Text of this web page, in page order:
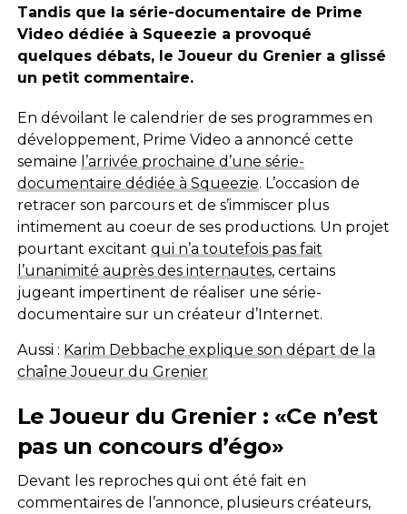
Tandis que la série-documentaire de Prime
Video dédiée à Squeezie a provoqué
quelques débats, le Joueur du Grenier a glissé
un petit commentaire.
En dévoilant le calendrier de ses programmes en
développement, Prime Video a annoncé cette
semaine l’arrivée prochaine d’une série-
documentaire dédiée à Squeezie. L’occasion de
retracer son parcours et de s’immiscer plus
intimement au coeur de ses productions. Un projet
pourtant excitant qui n’a toutefois pas fait
l’unanimité auprès des internautes, certains
jugeant impertinent de réaliser une série-
documentaire sur un créateur d’Internet.
Aussi : Karim Debbache explique son départ de la
chaîne Joueur du Grenier
Le Joueur du Grenier : «Ce n’est
pas un concours d’égo»
Devant les reproches qui ont été fait en
commentaires de l’annonce, plusieurs créateurs,